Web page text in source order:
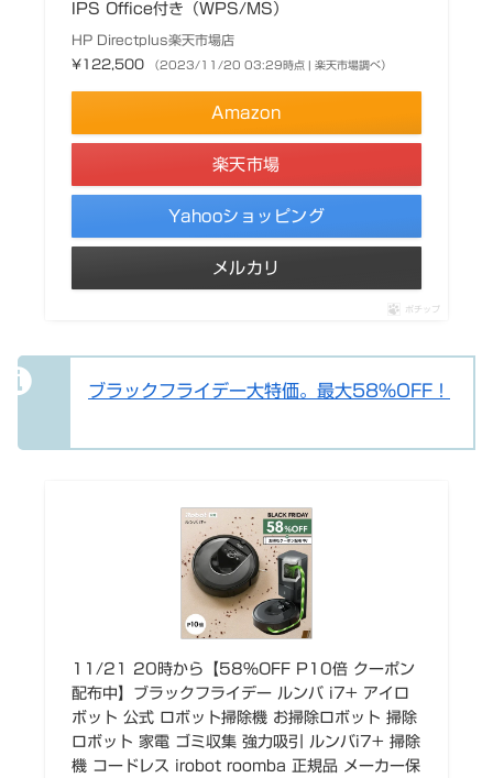
IPS Office付き（WPS/MS）
HP Directplus楽天市場店
¥122,500
（2023/11/20 03:29時点 | 楽天市場調べ）
Amazon
楽天市場
Yahooショッピング
メルカリ
ポチップ
ブラックフライデー大特価。最大58%OFF！
11/21 20時から【58%OFF P10倍 クーポン
配布中】ブラックフライデー ルンバ i7+ アイロ
ボット 公式 ロボット掃除機 お掃除ロボット 掃除
ロボット 家電 ゴミ収集 強力吸引 ルンバi7+ 掃除
機 コードレス irobot roomba 正規品 メーカー保